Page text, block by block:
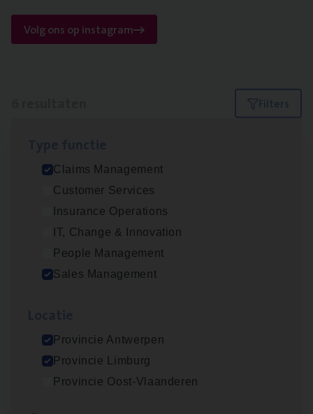
Volg ons op instagram
Filters
Claims Management
Customer Services
Insurance Operations
IT, Change & Innovation
People Management
Sales Management
Provincie Antwerpen
Provincie Limburg
Provincie Oost-Vlaanderen
Scha­de Expert Fleet
Claims Management
Antwerpen
Insu­ran­ce Bro­ker Trans­port
Insu­ran­ce Bro­kerKMO